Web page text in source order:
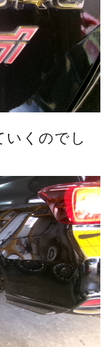
いくのでし